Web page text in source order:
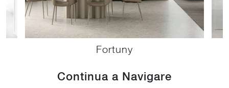
Fortuny
Continua a Navigare